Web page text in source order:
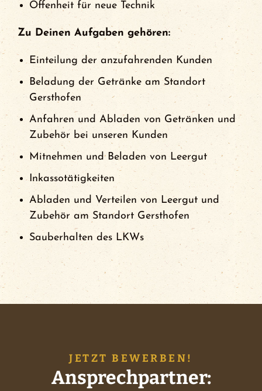
Offenheit für neue Technik
Zu Deinen Aufgaben gehören:
Einteilung der anzufahrenden Kunden
Beladung der Getränke am Standort
Gersthofen
Anfahren und Abladen von Getränken und
Zubehör bei unseren Kunden
Mitnehmen und Beladen von Leergut
Inkassotätigkeiten
Abladen und Verteilen von Leergut und
Zubehör am Standort Gersthofen
Sauberhalten des LKWs
JETZT BEWERBEN!
Ansprechpartner: